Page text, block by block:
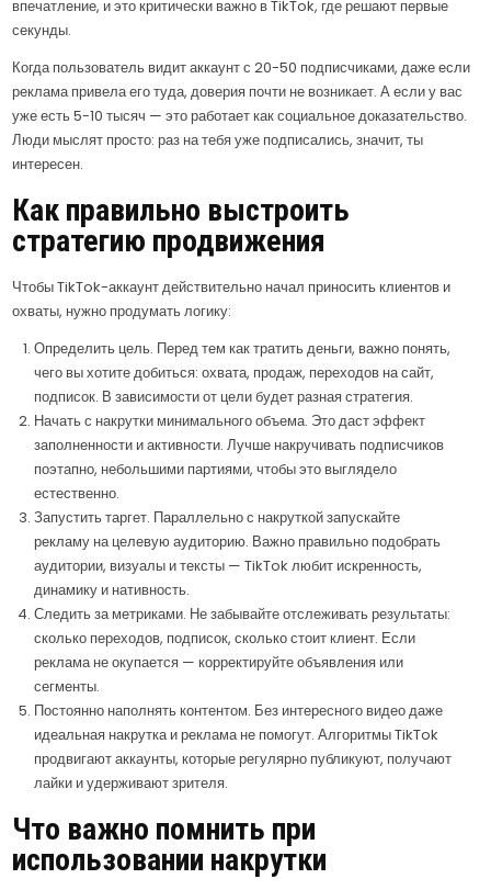
впечатление, и это критически важно в TikTok, где решают первые
секунды.
Когда пользователь видит аккаунт с 20-50 подписчиками, даже если
реклама привела его туда, доверия почти не возникает. А если у вас
уже есть 5-10 тысяч — это работает как социальное доказательство.
Люди мыслят просто: раз на тебя уже подписались, значит, ты
интересен.
Как правильно выстроить
стратегию продвижения
Чтобы TikTok-аккаунт действительно начал приносить клиентов и
охваты, нужно продумать логику:
Определить цель. Перед тем как тратить деньги, важно понять,
чего вы хотите добиться: охвата, продаж, переходов на сайт,
подписок. В зависимости от цели будет разная стратегия.
Начать с накрутки минимального объема. Это даст эффект
заполненности и активности. Лучше накручивать подписчиков
поэтапно, небольшими партиями, чтобы это выглядело
естественно.
Запустить таргет. Параллельно с накруткой запускайте
рекламу на целевую аудиторию. Важно правильно подобрать
аудитории, визуалы и тексты — TikTok любит искренность,
динамику и нативность.
Следить за метриками. Не забывайте отслеживать результаты:
сколько переходов, подписок, сколько стоит клиент. Если
реклама не окупается — корректируйте объявления или
сегменты.
Постоянно наполнять контентом. Без интересного видео даже
идеальная накрутка и реклама не помогут. Алгоритмы TikTok
продвигают аккаунты, которые регулярно публикуют, получают
лайки и удерживают зрителя.
Что важно помнить при
использовании накрутки